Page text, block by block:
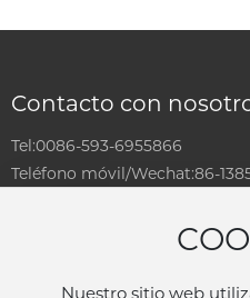
Contacto con
Tel:0086-593-6955866
Teléfono móvil/Wechat:86-
Facebook:
Añada: Camino de No.5 Jinye,
Nuestro sitio web